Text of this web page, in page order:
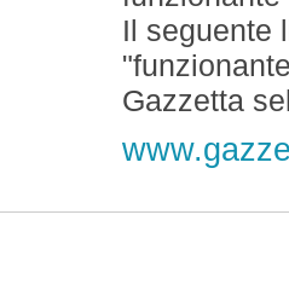
Il seguente
Gazzetta